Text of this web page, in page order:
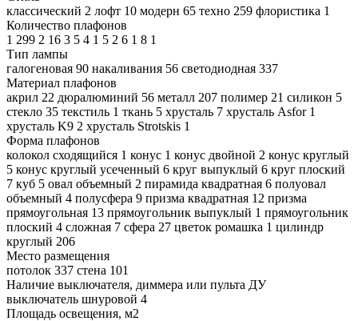
классический 2 лофт 10 модерн 65 техно 259 флористика 1
Количество плафонов
1 299 2 16 3 5 4 1 5 2 6 1 8 1
Тип лампы
галогеновая 90 накаливания 56 светодиодная 337
Материал плафонов
акрил 22 дюралюминий 56 металл 207 полимер 21 силикон 5
стекло 35 текстиль 1 ткань 5 хрусталь 7 хрусталь Asfor 1
хрусталь K9 2 хрусталь Strotskis 1
Форма плафонов
колокол сходящийся 1 конус 1 конус двойной 2 конус круглый
5 конус круглый усеченный 6 круг выпуклый 6 круг плоский
7 куб 5 овал объемный 2 пирамида квадратная 6 полуовал
объемный 4 полусфера 9 призма квадратная 12 призма
прямоугольная 13 прямоугольник выпуклый 1 прямоугольник
плоский 4 сложная 7 сфера 27 цветок ромашка 1 цилиндр
круглый 206
Место размещения
потолок 337 стена 101
Наличие выключателя, диммера или пульта ДУ
выключатель шнуровой 4
Площадь освещения, м2